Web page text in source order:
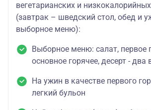
вегетарианских и
(завтрак – шведский стол, обед и
выборное меню):
Выборное меню: салат, первое
основное горячее, десерт -
На ужин в качестве первого
легкий бульон